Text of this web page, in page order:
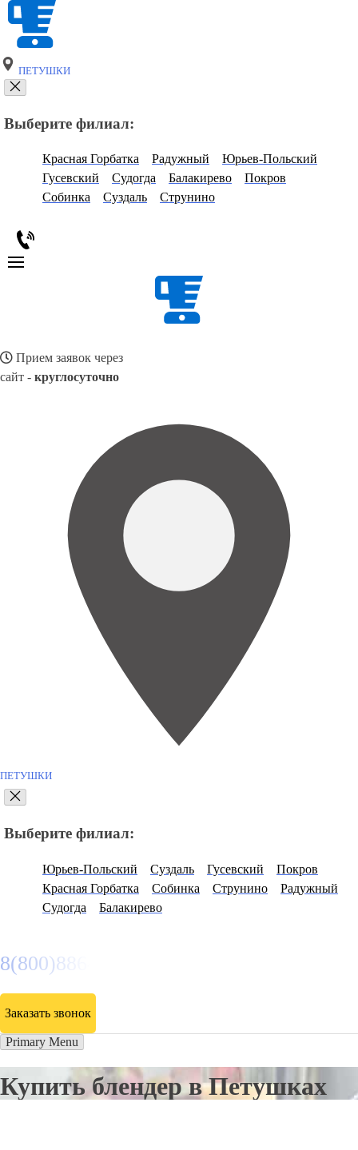
ПЕТУШКИ
Выберите филиал:
Красная Горбатка Радужный
Юрьев-Польский
Гусевский
Судогда Балакирево
Покров
Собинка
Суздаль Струнино
Прием заявок через
сайт - круглосуточно
ПЕТУШКИ
Выберите филиал:
Юрьев-Польский Суздаль Гусевский
Покров
Красная Горбатка
Собинка Струнино
Радужный
Судогда
Балакирево
8(800)886486
Заказать звонок
Primary Menu
Купить блендер в Петушках